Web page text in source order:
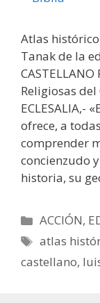
Atlas
Tanak de la
Religiosas
ECLESALIA,-
ofrece, a
comprender
concienzudo
historia, su
Categorías
ACCIÓN,
Etiquetas
atlas
castellano,